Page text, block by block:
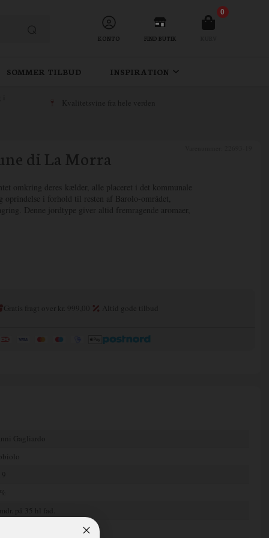
KONTO FIND BUTIK
0
SOMMER TILBUD INSPIRATION
Kvalitetsvine fra hele verden
di La Morra
omkring deres kælder, alle placeret i det kommunale
i forhold til resten af ​​Barolo-området,
Denne jordtype giver altid fremragende aromaer,
Gratis fragt over kr. 999,00 Altid gode tilbud
Gagliardo
på 35 hl fad.